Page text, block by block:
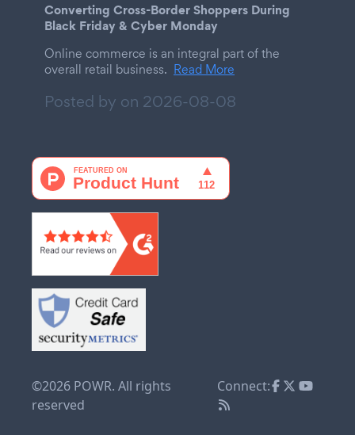
Converting Cross-Border Shoppers During
Black Friday & Cyber Monday
Online commerce is an integral part of the
overall retail business. Read More
Posted by on 2026-08-08
©2026 POWR. All rights
reserved
Connect: